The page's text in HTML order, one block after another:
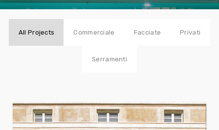
All Projects Commerciale Facciate Privati
Serramenti